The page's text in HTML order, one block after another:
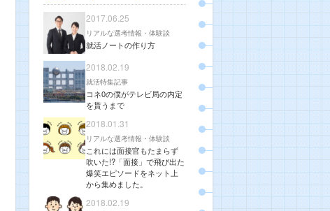
2017.06.25
リアルな選考情報・体験談
就活ノートの作り方
2018.02.19
就活特集記事
コネ0の僕がテレビ局の内定
を貰うまで
2018.01.31
リアルな選考情報・体験談
これには面接官もたまらず
吹いた!?「面接」で飛び出た
爆笑エピソードをネット上
から集めました。
2018.02.19